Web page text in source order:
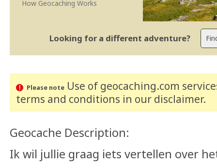
How Geocaching Works
Looking for a different adventure?
Please noteUse of geocaching.com
terms and conditions in our disclaimer.
Geocache Description:
Ik wil jullie graag iets vertellen over